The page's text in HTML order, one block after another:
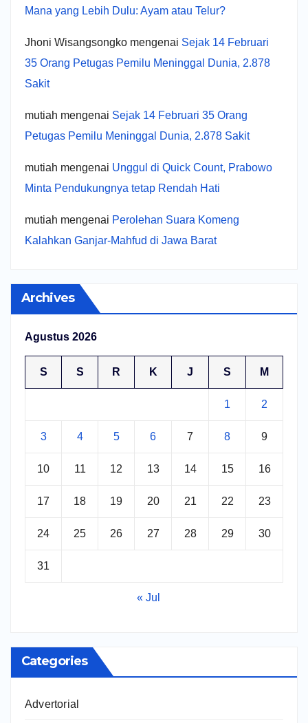
Mana yang Lebih Dulu: Ayam atau Telur?
Jhoni Wisangsongko mengenai Sejak 14 Februari
35 Orang Petugas Pemilu Meninggal Dunia, 2.878
Sakit
mutiah mengenai Sejak 14 Februari 35 Orang
Petugas Pemilu Meninggal Dunia, 2.878 Sakit
mutiah mengenai Unggul di Quick Count, Prabowo
Minta Pendukungnya tetap Rendah Hati
mutiah mengenai Perolehan Suara Komeng
Kalahkan Ganjar-Mahfud di Jawa Barat
Archives
Agustus 2026
S S R K J S M
1 2
3 4 5 6 7 8 9
10 11 12 13 14 15 16
17 18 19 20 21 22 23
24 25 26 27 28 29 30
31
« Jul
Categories
Advertorial